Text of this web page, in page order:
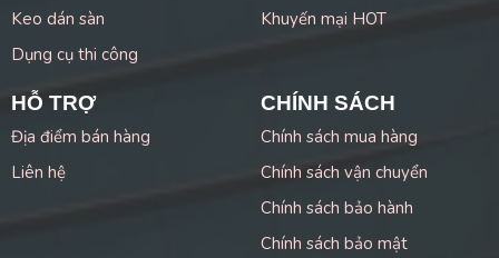
Keo dán sàn
Dụng cụ thi công
Khuyến mại HOT
HỖ TRỢ
Địa điểm bán hàng
Liên hệ
CHÍNH SÁCH
Chính sách mua hàng
Chính sách vận chuyển
Chính sách bảo hành
Chính sách bảo mật